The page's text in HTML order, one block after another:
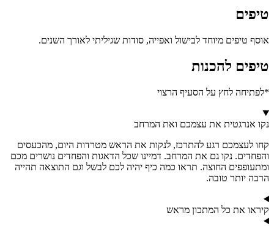
טיפים
אוסף טיפים מיוחד לבישול ואפייה, סודות שגיליתי לאורך השנים.
טיפים להכנות
*לפתיחה לחץ על הסעיף הרצוי
נקו אנרגטית את עצמכם ואת המרחב
קחו לעצמכם רגע להתרכז, לנקות את הראש מטרדות היום, מהכעסים
והפחדים. נקו גם את המרחב. דמיינו שכל הדאגות והפחדים נושרים מכם
ומתעופפים החוצה. תראו כמה כיף יהיה לכם לבשל וגם התוצאה תהייה
הרבה יותר טובה.
קיראו את כל המתכון מראש